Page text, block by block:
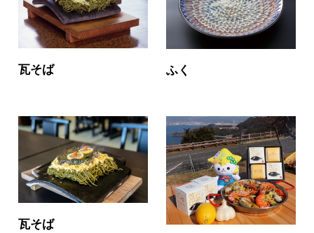
瓦そば ふく
瓦そば